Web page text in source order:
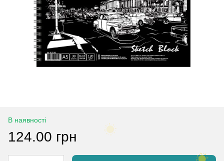
В наявності
124.00 грн